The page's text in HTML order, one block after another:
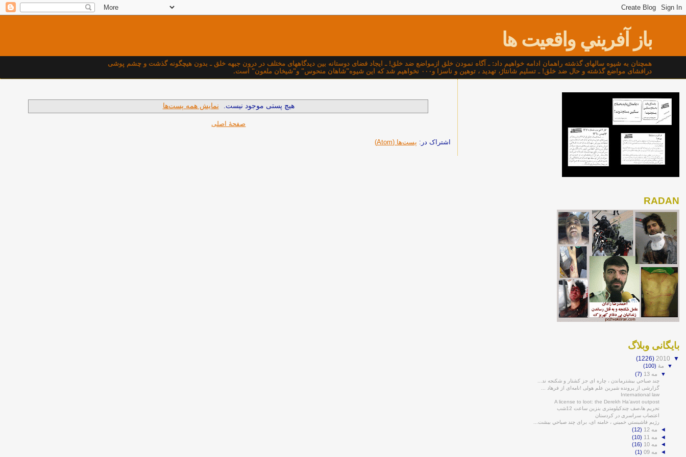
باز آفريني واقعيت ها
همچنان به شيوه سالهای گذشته راهمان ادامه خواهيم داد: ـ آگاه نمودن خلق ازمواضع ضد خلق! ـ ايجاد فضای دوستانه بين ديدگاههای مختلف در درون جبهه خلق ـ بدون هيچگونه گذشت و چشم پوشی
درافشای مواضع گذشته و حال ضد خلق! ـ تسليم شانتاژ، تهديد ، توهين و ناسزا و۰۰۰ نخواهيم شد که اين شيوه"شاهان منحوس" و"شيخان ملعون" است.
هیچ پستی موجود نیست. نمایش همه پست‌ها
صفحهٔ اصلی
اشتراک در: پست‌ها (Atom)
RADAN
بايگانی وبلاگ
▼
2010
(1226)
▼ مهٔ (100)
▼ مه 13 (7)
چند صباحي بيشترماندن ، چاره ای جز کشتار و شکنجه ند...
گزارشی از پرونده شیرین علم هولی !نامه‌ای از فرهاد ...
International law
A license to loot: the Derekh Ha’avot outpost
تحریم ها،صف چندکیلومتری بنزین ساعت 12شب
اعتصاب سراسری در کردستان
رژيم فاشيستي خميني ، خامنه ای، برای چند صباحي بيشت...
◄ مه 12
(12)
◄ مه 11
(10)
◄ مه 10
(16)
◄ مه 09
(1)